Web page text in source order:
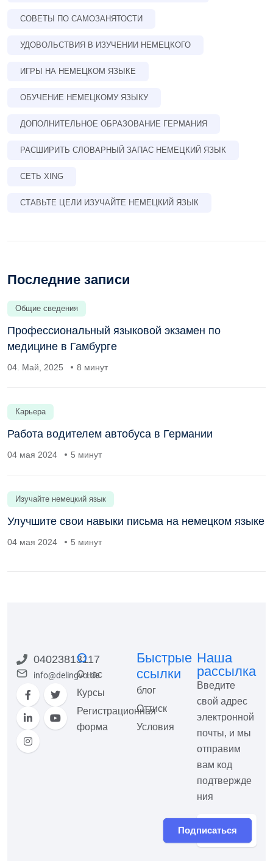
СОВЕТЫ ПО САМОЗАНЯТОСТИ
УДОВОЛЬСТВИЯ В ИЗУЧЕНИИ НЕМЕЦКОГО
ИГРЫ НА НЕМЕЦКОМ ЯЗЫКЕ
ОБУЧЕНИЕ НЕМЕЦКОМУ ЯЗЫКУ
ДОПОЛНИТЕЛЬНОЕ ОБРАЗОВАНИЕ ГЕРМАНИЯ
РАСШИРИТЬ СЛОВАРНЫЙ ЗАПАС НЕМЕЦКИЙ ЯЗЫК
СЕТЬ XING
СТАВЬТЕ ЦЕЛИ ИЗУЧАЙТЕ НЕМЕЦКИЙ ЯЗЫК
Последние записи
Общие сведения
Профессиональный языковой экзамен по
медицине в Гамбурге
04. Май, 2025 8 минут
Карьера
Работа водителем автобуса в Германии
04 мая 2024 5 минут
Изучайте немецкий язык
Улучшите свои навыки письма на немецком языке
04 мая 2024 5 минут
04023813117
info@delingvo.de
О
О нас
Курсы
Регистрационная
форма
Быстрые
ссылки
блог
Оттиск
Условия
Наша
рассылка
Введите
свой адрес
электронной
почты, и мы
отправим
вам код
подтвержде
ния
Подписаться